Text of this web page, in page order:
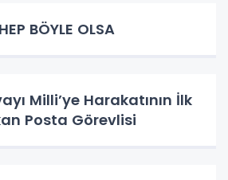
BÖYLE OLSA
Milli’ye Harakatının İlk
Posta Görevlisi